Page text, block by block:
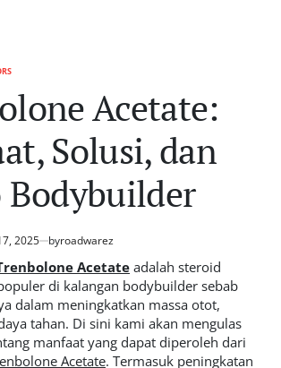
Acetate:
Solusi, dan
Bodybuilder
2025 byroadwarez
Acetate adalah steroid
di kalangan bodybuilder sebab
dalam meningkatkan massa otot,
tahan. Di sini kami akan mengulas
manfaat yang dapat diperoleh dari
Acetate. Termasuk peningkatan